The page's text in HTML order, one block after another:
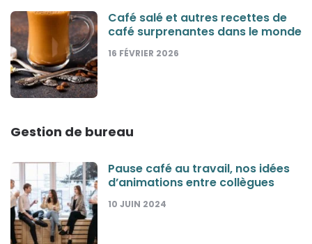
Café salé et autres recettes de
café surprenantes dans le monde
16 FÉVRIER 2026
Gestion de bureau
Pause café au travail, nos idées
d’animations entre collègues
10 JUIN 2024